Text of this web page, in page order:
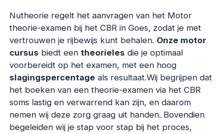
Nutheorie regelt het aanvragen van het Motor
theorie-examen bij het CBR in Goes, zodat je met
vertrouwen je rijbewijs kunt behalen. Onze motor
cursus biedt eentheorieles die je optimaal
voorbereidt op het examen, met een hoog
slagingspercentage als resultaat.Wij begrijpen dat
het boeken van een theorie-examen via het CBR
soms lastig en verwarrend kan zijn, en daarom
nemen wij deze zorg graag uit handen. Bovendien
begeleiden wij je stap voor stap bij het proces,